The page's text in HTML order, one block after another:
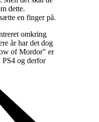
dette.
en finger på.
omkring
år har det dog
of Mordor" er
PS4 og derfor